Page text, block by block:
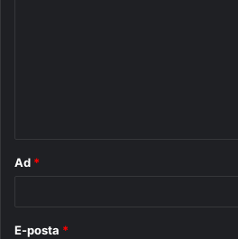
Ad *
E-posta *